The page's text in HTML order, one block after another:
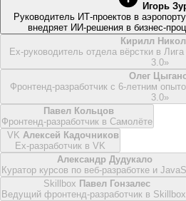
Игорь
Руководитель ИТ-проектов в
внедряет ИИ-решения в бизнес-
Кирилл
Ex-руководитель отдела вёрстки в
3.0»
Олег
Фронтенд-разработчик с 6-летним
3.0»
Павел Кольцов
Фронтенд-разработчик в Самолёте
VK Алексей Кадочников
Ex-разработчик в VK
Александр Дудукало
Куратор курсов по веб‑разработке и
Skillbox Павел Гонзалес
Ведущий фронтенд-разработчик в Skillbox